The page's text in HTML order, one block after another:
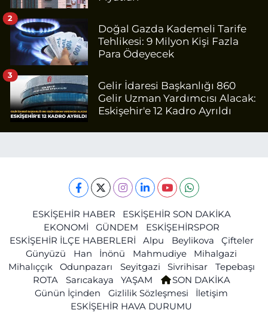
Doğal Gazda Kademeli Tarife
Tehlikesi: 9 Milyon Kişi Fazla
Para Ödeyecek
2
Gelir İdaresi Başkanlığı 860
Gelir Uzman Yardımcısı Alacak:
Eskişehir'e 12 Kadro Ayrıldı
3
ESKİŞEHİR HABER
ESKİŞEHİR SON DAKİKA
EKONOMİ
GÜNDEM
ESKİŞEHİRSPOR
ESKİŞEHİR İLÇE HABERLERİ
Alpu Beylikova
Çifteler
Günyüzü
Han İnönü Mahmudiye
Mihalgazi
Mihalıççık
Odunpazarı Seyitgazi Sivrihisar
Tepebaşı
ROTA
Sarıcakaya YAŞAM
SON DAKİKA
Günün İçinden
Gizlilik Sözleşmesi
İletişim
ESKİŞEHİR HAVA DURUMU